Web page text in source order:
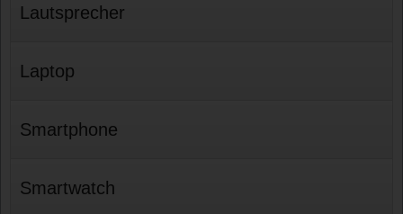
Lautsprecher
Laptop
Smartphone
Smartwatch